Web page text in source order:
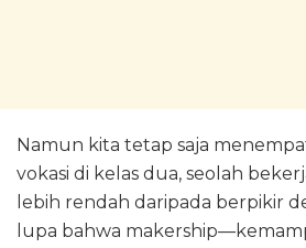
Namun kita tetap saja
vokasi di kelas dua, seolah
lebih rendah daripada berpikir
lupa bahwa